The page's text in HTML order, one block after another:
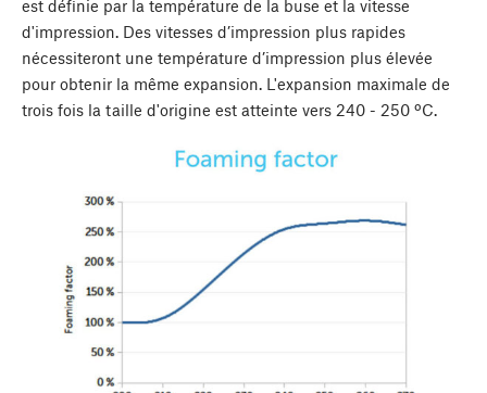
est définie par la température de la buse et la vitesse
d'impression. Des vitesses d’impression plus rapides
nécessiteront une température d’impression plus élevée
pour obtenir la même expansion. L'expansion maximale de
trois fois la taille d'origine est atteinte vers 240 - 250 ºC.